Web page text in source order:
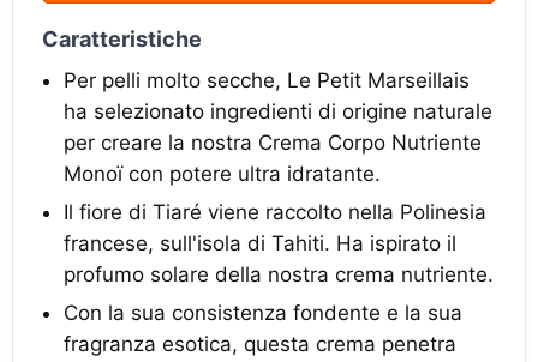
Caratteristiche
Per pelli molto secche, Le Petit Marseillais
ha selezionato ingredienti di origine naturale
per creare la nostra Crema Corpo Nutriente
Monoï con potere ultra idratante.
Il fiore di Tiaré viene raccolto nella Polinesia
francese, sull'isola di Tahiti. Ha ispirato il
profumo solare della nostra crema nutriente.
Con la sua consistenza fondente e la sua
fragranza esotica, questa crema penetra